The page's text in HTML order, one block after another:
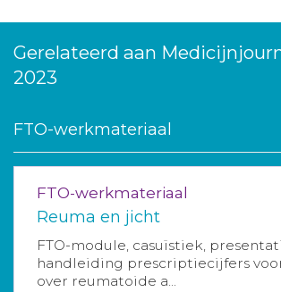
Gerelateerd aan
2023
FTO-werkmateriaal
FTO-werkmateriaal
Reuma en jicht
FTO-module, casuïstiek,
handleiding prescriptiecijfers
over reumatoide a...